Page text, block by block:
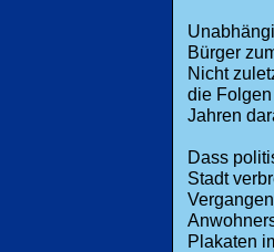
Bürger
Nicht
die
Jahren
Dass
Stadt
Plakaten